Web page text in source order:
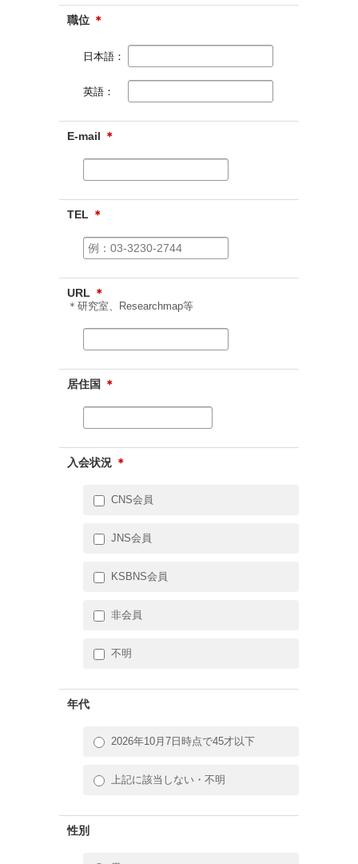
職位 ＊
日本語：
英語：
E-mail ＊
TEL ＊
URL ＊
＊研究室、Researchmap等
居住国 ＊
入会状況 ＊
CNS会員
JNS会員
KSBNS会員
非会員
不明
年代
2026年10月7日時点で45才以下
上記に該当しない・不明
性別